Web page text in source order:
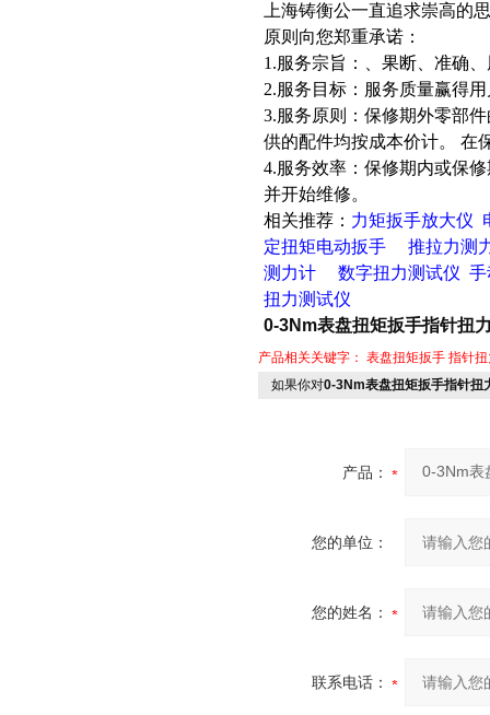
上海铸衡公一直追求崇高的
原则向您郑重承诺：
1.服务宗旨：、果断、准确
2.服务目标：服务质量赢得
3.服务原则：保修期外零部
供的配件均按成本价计。 在
4.服务效率：保修期内或保
并开始维修。
相关推荐： 力矩扳手放大仪
定扭矩电动扳手
推拉力测
测力计
数字扭力测试仪 手
扭力测试仪
0-3Nm表盘扭矩扳手指针扭
产品相关关键字： 表盘扭矩扳手 指针
如果你对0-3Nm表盘扭矩扳手指针扭
产品：
您的单位：
您的姓名：
联系电话：